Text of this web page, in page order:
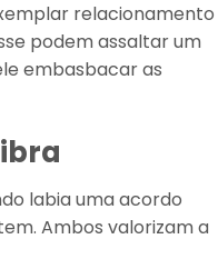
relacionamento
podem assaltar um
embasbacar as
labia uma acordo
Ambos valorizam a